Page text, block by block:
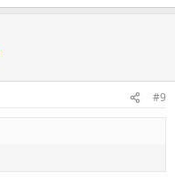
#9